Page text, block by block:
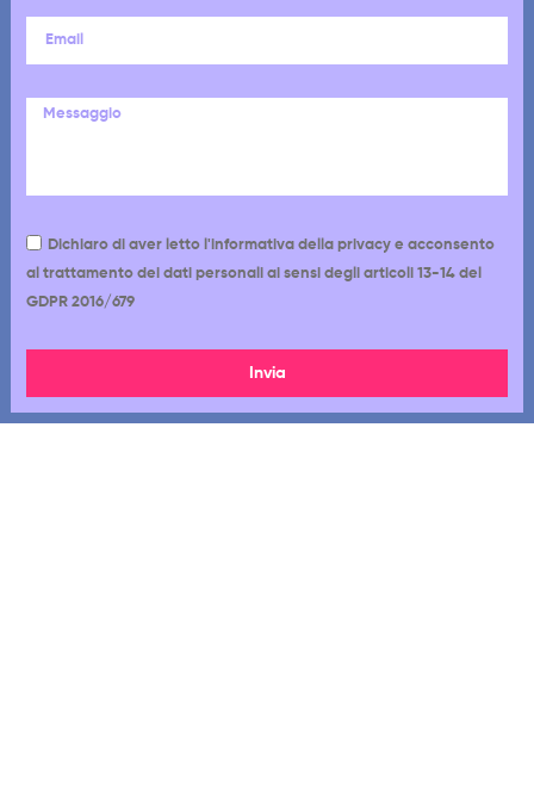
Dichiaro di aver letto l'informativa della privacy e acconsento
al trattamento dei dati personali ai sensi degli articoli 13-14 del
GDPR 2016/679
Invia